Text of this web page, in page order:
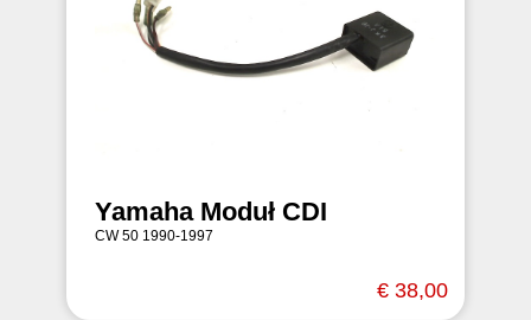
Yamaha Moduł CDI
CW 50 1990-1997
€ 38,00